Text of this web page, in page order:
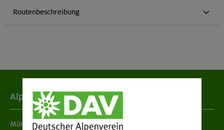
Routenbeschreibung
Alpenverein
München & Oberland